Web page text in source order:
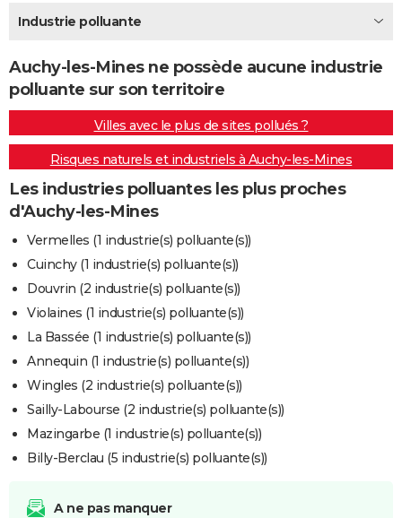
Destinations
City break
Voyage nature
Voyage de noces
Forum
Climat
+PHOTO
GUIDES D'ACHAT
BONS PLANS
CARTE DE VOEUX
Carte de Noël
Carte Bonne année
Carte Saint-Valentin
Carte Pâques
Carte d'anniversaire
DICTIONNAIRE
Dictionnaire
Biographies
Citations
Expressions
Proverbes
PROGRAMME TV
COPAINS D'AVANT
S'inscrire
Se connecter
Lycées
Collèges
Primaires
Universités
Entreprises
Service militaire
Avis de recherche
AVIS DE DÉCÈS
FORUM
Bricolage
Lifestyle
Culture
Sport
Auto
Television
Voyage
Cinema
Industrie polluante
Auchy-les-Mines ne possède aucune industrie
polluante sur son territoire
Villes avec le plus de sites pollués ?
Risques naturels et industriels à Auchy-les-Mines
Les industries polluantes les plus proches
d'Auchy-les-Mines
Vermelles (1 industrie(s) polluante(s))
Cuinchy (1 industrie(s) polluante(s))
Douvrin (2 industrie(s) polluante(s))
Violaines (1 industrie(s) polluante(s))
La Bassée (1 industrie(s) polluante(s))
Annequin (1 industrie(s) polluante(s))
Wingles (2 industrie(s) polluante(s))
Sailly-Labourse (2 industrie(s) polluante(s))
Mazingarbe (1 industrie(s) polluante(s))
Billy-Berclau (5 industrie(s) polluante(s))
A ne pas manquer